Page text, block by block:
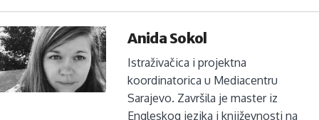
Anida Sokol
Istraživačica i projektna
koordinatorica u Mediacentru
Sarajevo. Završila je master iz
Engleskog jezika i književnosti na